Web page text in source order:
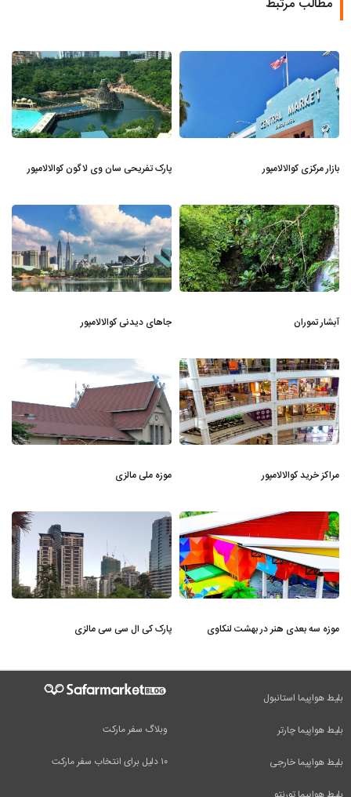
مطالب مرتبط
بازار مرکزی کوالالامپور پارک تفریحی سان وی لاگون کوالالامپور
آبشار تموران جاهای دیدنی کوالالامپور
مراکز خرید کوالالامپور موزه ملی مالزی
موزه سه بعدی هنر در بهشت لنکاوی پارک کی ال سی سی مالزی
وبلاگ سفر مارکت
۱۰ دلیل برای انتخاب سفر مارکت
بلیط هواپیما استانبول
بلیط هواپیما چارتر
بلیط هواپیما خارجی